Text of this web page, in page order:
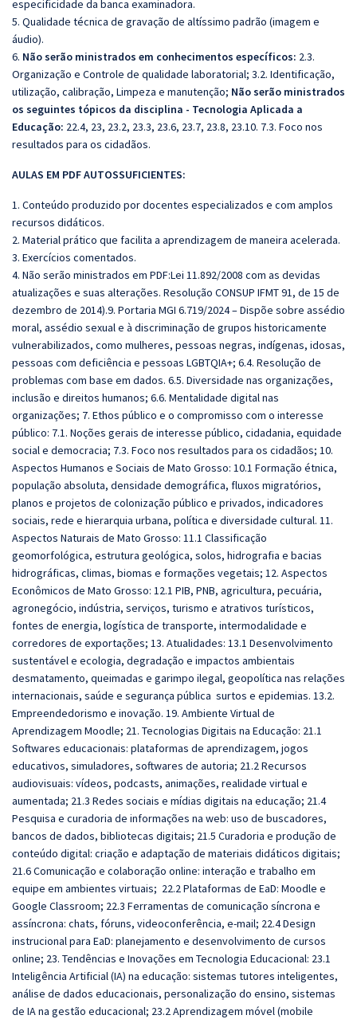
especificidade da banca examinadora.
5. Qualidade técnica de gravação de altíssimo padrão (imagem e
áudio).
6. Não serão ministrados em conhecimentos específicos: 2.3.
Organização e Controle de qualidade laboratorial; 3.2. Identificação,
utilização, calibração, Limpeza e manutenção; Não serão ministrados
os seguintes tópicos da disciplina - Tecnologia Aplicada a
Educação: 22.4, 23, 23.2, 23.3, 23.6, 23.7, 23.8, 23.10. 7.3. Foco nos
resultados para os cidadãos.
AULAS EM PDF AUTOSSUFICIENTES:
1. Conteúdo produzido por docentes especializados e com amplos
recursos didáticos.
2. Material prático que facilita a aprendizagem de maneira acelerada.
3. Exercícios comentados.
4. Não serão ministrados em PDF:Lei 11.892/2008 com as devidas
atualizações e suas alterações. Resolução CONSUP IFMT 91, de 15 de
dezembro de 2014).9. Portaria MGI 6.719/2024 – Dispõe sobre assédio
moral, assédio sexual e à discriminação de grupos historicamente
vulnerabilizados, como mulheres, pessoas negras, indígenas, idosas,
pessoas com deficiência e pessoas LGBTQIA+; 6.4. Resolução de
problemas com base em dados. 6.5. Diversidade nas organizações,
inclusão e direitos humanos; 6.6. Mentalidade digital nas
organizações; 7. Ethos público e o compromisso com o interesse
público: 7.1. Noções gerais de interesse público, cidadania, equidade
social e democracia; 7.3. Foco nos resultados para os cidadãos; 10.
Aspectos Humanos e Sociais de Mato Grosso: 10.1 Formação étnica,
população absoluta, densidade demográfica, fluxos migratórios,
planos e projetos de colonização público e privados, indicadores
sociais, rede e hierarquia urbana, política e diversidade cultural. 11.
Aspectos Naturais de Mato Grosso: 11.1 Classificação
geomorfológica, estrutura geológica, solos, hidrografia e bacias
hidrográficas, climas, biomas e formações vegetais; 12. Aspectos
Econômicos de Mato Grosso: 12.1 PIB, PNB, agricultura, pecuária,
agronegócio, indústria, serviços, turismo e atrativos turísticos,
fontes de energia, logística de transporte, intermodalidade e
corredores de exportações; 13. Atualidades: 13.1 Desenvolvimento
sustentável e ecologia, degradação e impactos ambientais
desmatamento, queimadas e garimpo ilegal, geopolítica nas relações
internacionais, saúde e segurança pública surtos e epidemias. 13.2.
Empreendedorismo e inovação. 19. Ambiente Virtual de
Aprendizagem Moodle; 21. Tecnologias Digitais na Educação: 21.1
Softwares educacionais: plataformas de aprendizagem, jogos
educativos, simuladores, softwares de autoria; 21.2 Recursos
audiovisuais: vídeos, podcasts, animações, realidade virtual e
aumentada; 21.3 Redes sociais e mídias digitais na educação; 21.4
Pesquisa e curadoria de informações na web: uso de buscadores,
bancos de dados, bibliotecas digitais; 21.5 Curadoria e produção de
conteúdo digital: criação e adaptação de materiais didáticos digitais;
21.6 Comunicação e colaboração online: interação e trabalho em
equipe em ambientes virtuais; 22.2 Plataformas de EaD: Moodle e
Google Classroom; 22.3 Ferramentas de comunicação síncrona e
assíncrona: chats, fóruns, videoconferência, e-mail; 22.4 Design
instrucional para EaD: planejamento e desenvolvimento de cursos
online; 23. Tendências e Inovações em Tecnologia Educacional: 23.1
Inteligência Artificial (IA) na educação: sistemas tutores inteligentes,
análise de dados educacionais, personalização do ensino, sistemas
de IA na gestão educacional; 23.2 Aprendizagem móvel (mobile